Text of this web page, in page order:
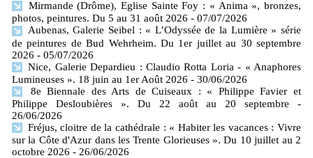
Mirmande (Drôme), Eglise Sainte Foy : « Anima », bronzes,
photos, peintures. Du 5 au 31 août 2026 - 07/07/2026
Aubenas, Galerie Seibel : « L’Odyssée de la Lumière » série
de peintures de Bud Wehrheim. Du 1er juillet au 30 septembre
2026 - 05/07/2026
Nice, Galerie Depardieu : Claudio Rotta Loria - « Anaphores
Lumineuses ». 18 juin au 1er Août 2026 - 30/06/2026
8e Biennale des Arts de Cuiseaux : « Philippe Favier et
Philippe Desloubières ». Du 22 août au 20 septembre
-
26/06/2026
Fréjus, cloitre de la cathédrale : « Habiter les vacances : Vivre
sur la Côte d'Azur dans les Trente Glorieuses ». Du 10 juillet au 2
octobre 2026 - 26/06/2026